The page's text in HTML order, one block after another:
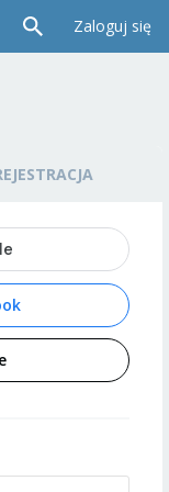
Zaloguj się